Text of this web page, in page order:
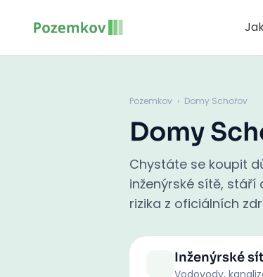
Pozemkov › Domy Schořov
Domy
Chystáte se koupit
inženýrské sítě,
rizika z oficiálních
Inženýrské
Vodovody,